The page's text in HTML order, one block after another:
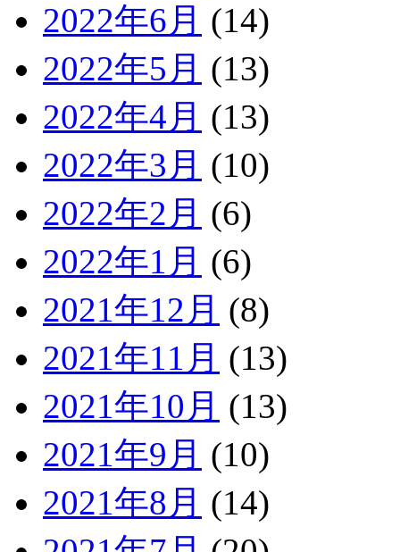
2022年6月 (14)
2022年5月 (13)
2022年4月 (13)
2022年3月 (10)
2022年2月 (6)
2022年1月 (6)
2021年12月 (8)
2021年11月 (13)
2021年10月 (13)
2021年9月 (10)
2021年8月 (14)